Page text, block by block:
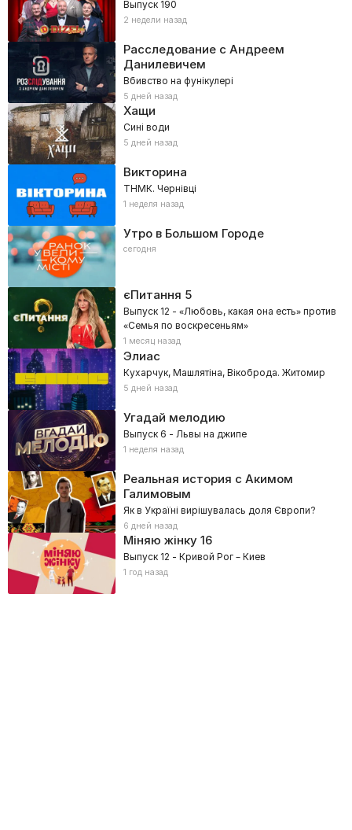
Выпуск 190
2 недели назад
Расследование с Андреем
Данилевичем
Вбивство на фунікулері
5 дней назад
Хащи
Сині води
5 дней назад
Викторина
ТНМК. Чернівці
1 неделя назад
Утро в Большом Городе
сегодня
єПитання 5
Выпуск 12 - «Любовь, какая она есть» против
«Семья по воскресеньям»
1 месяц назад
Элиас
Кухарчук, Машлятіна, Вікоброда. Житомир
5 дней назад
Угадай мелодию
Выпуск 6 - Львы на джипе
1 неделя назад
Реальная история с Акимом
Галимовым
Як в Україні вирішувалась доля Європи?
6 дней назад
Міняю жінку16
Выпуск 12 - Кривой Рог – Киев
1 год назад